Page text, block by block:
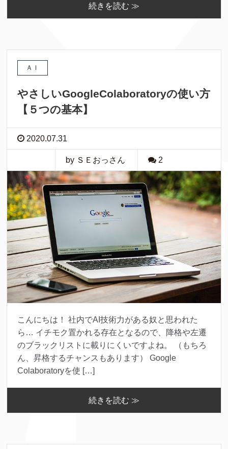
続きを読む ≫
ＡＩ
やさしいGoogleColaboratoryの使い方
【５つの基本】
2020.07.31
by ＳＥおっさん 2
こんにちは！ 社内でAI技術力がある奴と思われた
ら… イチモク置かれる存在となるので、降格や左遷
のブラックリストに載りにくいですよね。 （もちろ
ん、昇格するチャンスもあります） Google
Colaboratoryを使 […]
続きを読む ≫